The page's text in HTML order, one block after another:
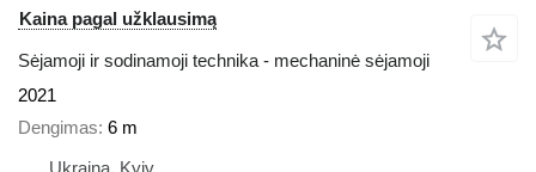
Kaina pagal užklausimą
Sėjamoji ir sodinamoji technika - mechaninė sėjamoji
2021
Dengimas 6 m
Ukraina, Kyiv